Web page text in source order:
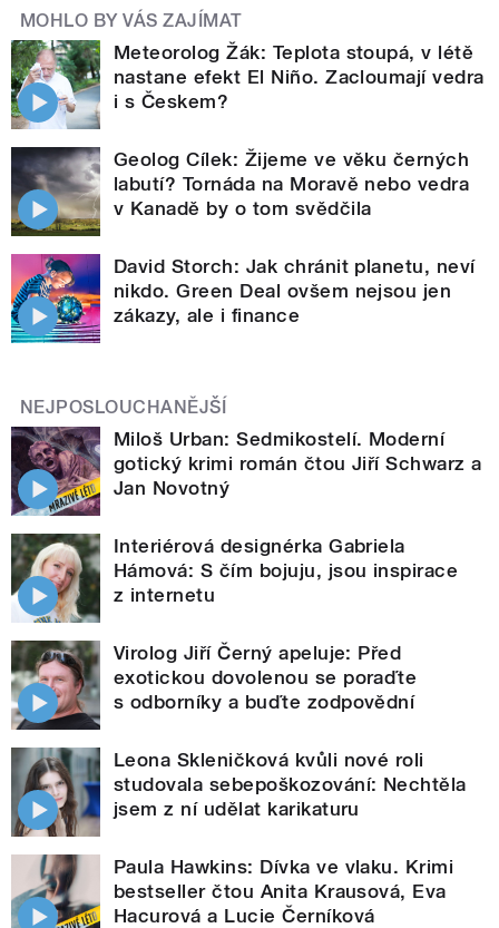
MOHLO BY VÁS ZAJÍMAT
Meteorolog Žák: Teplota stoupá, v létě
nastane efekt El Niño. Zacloumají vedra
i s Českem?
Geolog Cílek: Žijeme ve věku černých
labutí? Tornáda na Moravě nebo vedra
v Kanadě by o tom svědčila
David Storch: Jak chránit planetu, neví
nikdo. Green Deal ovšem nejsou jen
zákazy, ale i finance
NEJPOSLOUCHANĚJŠÍ
Miloš Urban: Sedmikostelí. Moderní
gotický krimi román čtou Jiří Schwarz a
Jan Novotný
Interiérová designérka Gabriela
Hámová: S čím bojuju, jsou inspirace
z internetu
Virolog Jiří Černý apeluje: Před
exotickou dovolenou se poraďte
s odborníky a buďte zodpovědní
Leona Skleničková kvůli nové roli
studovala sebepoškozování: Nechtěla
jsem z ní udělat karikaturu
Paula Hawkins: Dívka ve vlaku. Krimi
bestseller čtou Anita Krausová, Eva
Hacurová a Lucie Černíková